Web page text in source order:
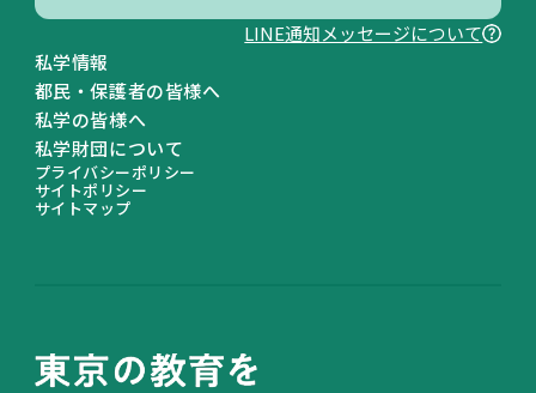
私学情報
都民・保護者の皆様へ
私学の皆様へ
私学財団について
プライバシーポリシー
サイトポリシー
サイトマップ
LINE通知メッセージについて